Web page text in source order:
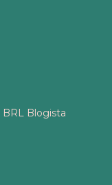
BRL Blogista